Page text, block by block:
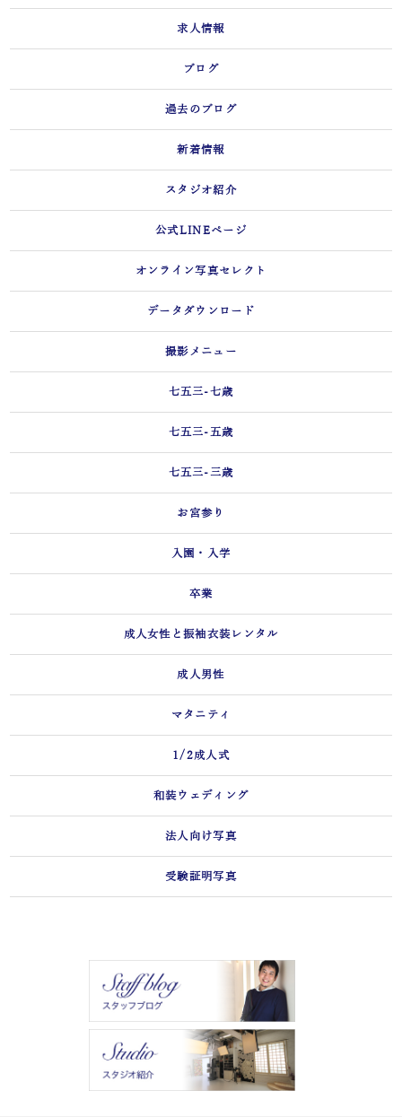
求人情報
ブログ
過去のブログ
新着情報
スタジオ紹介
公式LINEページ
オンライン写真セレクト
データダウンロード
撮影メニュー
七五三-七歳
七五三-五歳
七五三-三歳
お宮参り
入園・入学
卒業
成人女性と振袖衣装レンタル
成人男性
マタニティ
1/2成人式
和装ウェディング
法人向け写真
受験証明写真